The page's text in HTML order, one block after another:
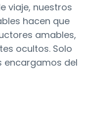
viaje, nuestros
hacen que
amables,
ocultos. Solo
encargamos del